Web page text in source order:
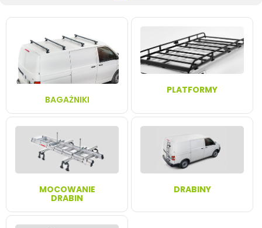
BAGAŻNIKI
PLATFORMY
MOCOWANIE
DRABIN
DRABINY